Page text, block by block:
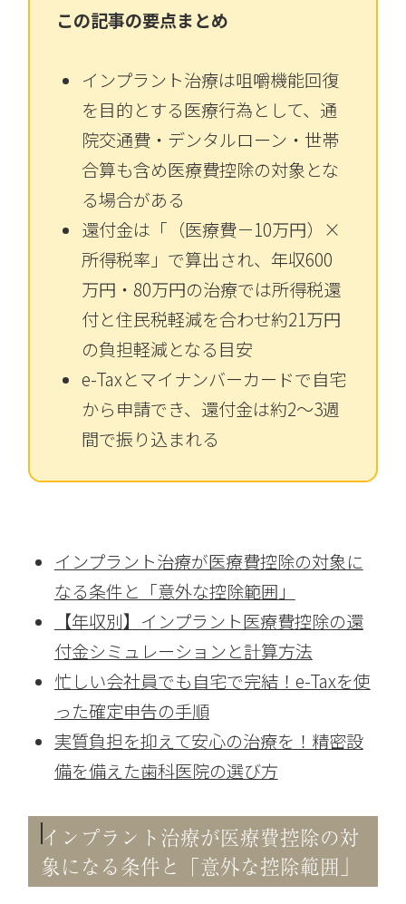
この記事の要点まとめ
インプラント治療は咀嚼機能回復
を目的とする医療行為として、通
院交通費・デンタルローン・世帯
合算も含め医療費控除の対象とな
る場合がある
還付金は「（医療費－10万円）×
所得税率」で算出され、年収600
万円・80万円の治療では所得税還
付と住民税軽減を合わせ約21万円
の負担軽減となる目安
e-Taxとマイナンバーカードで自宅
から申請でき、還付金は約2〜3週
間で振り込まれる
インプラント治療が医療費控除の対象に
なる条件と「意外な控除範囲」
【年収別】インプラント医療費控除の還
付金シミュレーションと計算方法
忙しい会社員でも自宅で完結！e-Taxを使
った確定申告の手順
実質負担を抑えて安心の治療を！精密設
備を備えた歯科医院の選び方
インプラント治療が医療費控除の対
象になる条件と「意外な控除範囲」